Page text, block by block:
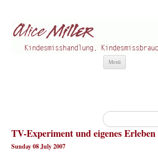
Menü
Suchen
nach:
TV-Experiment und eigenes Erleben
Sunday 08 July 2007